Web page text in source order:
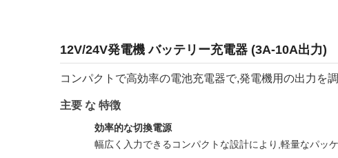
12V/24V発電機 バッテリー充電器 (3A-10A出力)
コンパクトで高効率の電池充電器で,発電機用の出力を
主要 な 特徴
効率的な切換電源
幅広く入力できるコンパクトな設計により,軽量なパッ